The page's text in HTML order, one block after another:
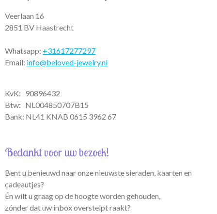
m
Veerlaan 16
2851 BV Haastrecht
Whatsapp: +31617277297
Email: info@beloved-jewelry.nl
KvK: 90896432
Btw: NL004850707B15
Bank: NL41 KNAB 0615 3962 67
Bedankt voor uw bezoek!
Bent u benieuwd naar onze nieuwste sieraden, kaarten en
cadeautjes?
Én wilt u graag op de hoogte worden gehouden,
zónder dat uw inbox overstelpt raakt?